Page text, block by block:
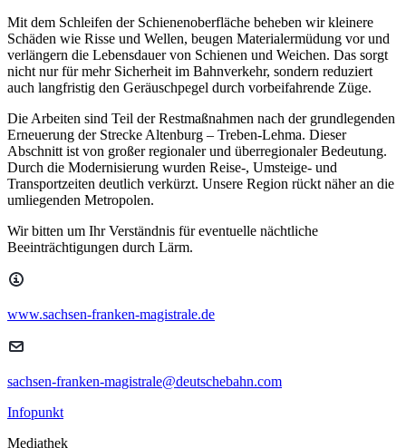
Mit dem Schleifen der Schienenoberfläche beheben wir kleinere
Schäden wie Risse und Wellen, beugen Materialermüdung vor und
verlängern die Lebensdauer von Schienen und Weichen. Das sorgt
nicht nur für mehr Sicherheit im Bahnverkehr, sondern reduziert
auch langfristig den Geräuschpegel durch vorbeifahrende Züge.
Die Arbeiten sind Teil der Restmaßnahmen nach der grundlegenden
Erneuerung der Strecke Altenburg – Treben-Lehma. Dieser
Abschnitt ist von großer regionaler und überregionaler Bedeutung.
Durch die Modernisierung wurden Reise-, Umsteige- und
Transportzeiten deutlich verkürzt. Unsere Region rückt näher an die
umliegenden Metropolen.
Wir bitten um Ihr Verständnis für eventuelle nächtliche
Beeinträchtigungen durch Lärm.
www.sachsen-franken-magistrale.de
sachsen-franken-magistrale@deutschebahn.com
Infopunkt
Mediathek